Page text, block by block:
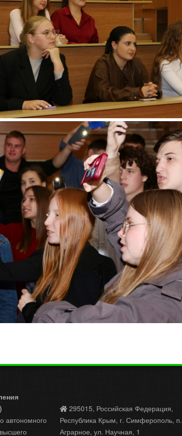
автономного
295015, Российская Федерация,
Республика Крым, г. Симферополь, п.
Аграрное, ул. Научная, 1